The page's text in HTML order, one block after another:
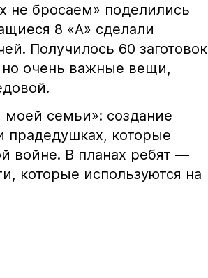
не бросаем» поделились
8 «А» сделали
Получилось 60 заготовок
очень важные вещи,
семьи»: создание
прадедушках, которые
войне. В планах ребят —
которые используются на